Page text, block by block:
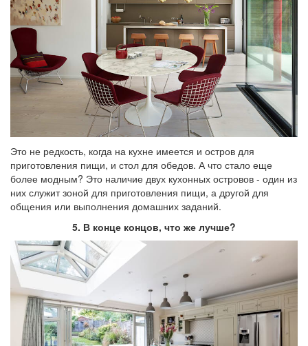
Это не редкость, когда на кухне имеется и остров для
приготовления пищи, и стол для обедов. А что стало еще
более модным? Это наличие двух кухонных островов - один из
них служит зоной для приготовления пищи, а другой для
общения или выполнения домашних заданий.
5. В конце концов, что же лучше?